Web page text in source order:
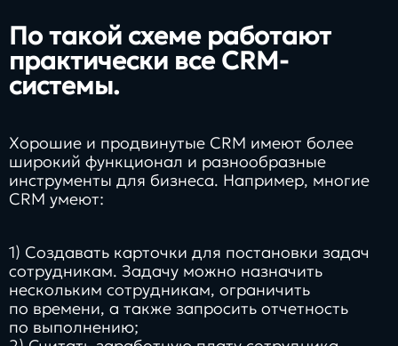
По такой схеме работают
практически все CRM-
системы.
Хорошие и продвинутые CRM имеют более
широкий функционал и разнообразные
инструменты для бизнеса. Например, многие
CRM умеют:
1) Создавать карточки для постановки задач
сотрудникам. Задачу можно назначить
нескольким сотрудникам, ограничить
по времени, а также запросить отчетность
по выполнению;